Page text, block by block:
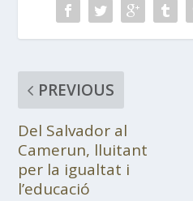
PREVIOUS
Del Salvador al
Camerun, lluitant
per la igualtat i
l’educació